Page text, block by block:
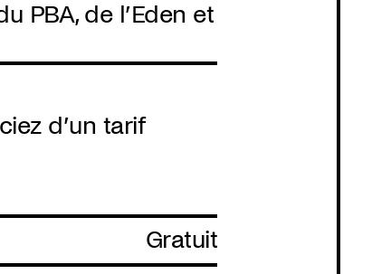
PBA, de l’Eden et
d’un tarif
Gratuit